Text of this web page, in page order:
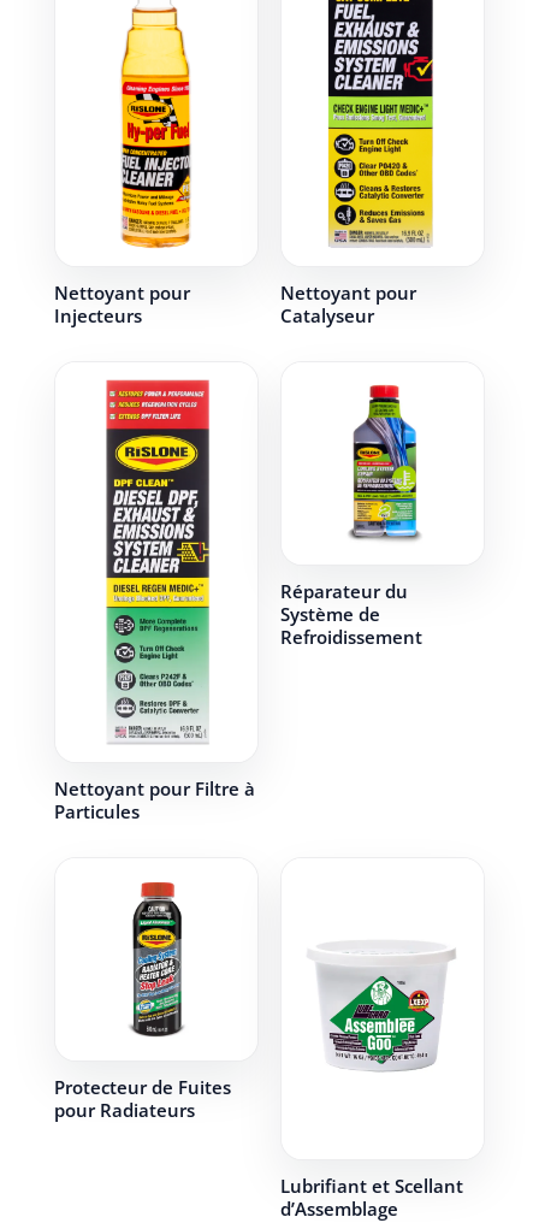
Nettoyant pour
Injecteurs
Nettoyant pour
Catalyseur
Nettoyant pour Filtre à
Particules
Réparateur du
Système de
Refroidissement
Protecteur de Fuites
pour Radiateurs
Lubrifiant et Scellant
d’Assemblage